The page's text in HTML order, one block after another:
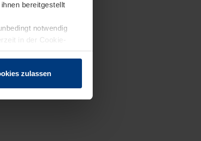
bereitgestellt
notwendig
in der Cookie-
zulassen